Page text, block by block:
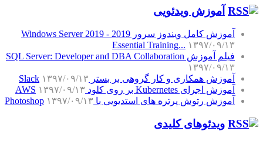
آموزش‌ ویدئویی
آموزش کامل ویندوز سرور 2019 - Windows Server 2019
Essential Training... ۱۳۹۷/۰۹/۱۳
فیلم آموزش SQL Server: Developer and DBA Collaboration
۱۳۹۷/۰۹/۱۳
آموزش همکاری و کار گروهی بر بستر Slack ۱۳۹۷/۰۹/۱۳
آموزش اجرای Kubernetes بر روی کلود AWS
۱۳۹۷/۰۹/۱۳
آموزش رتوش پرتره های استدیویی با Photoshop ۱۳۹۷/۰۹/۱۳
ویدئوهای کلیدی